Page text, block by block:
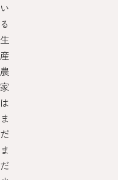
い
る
生
産
農
家
は
ま
だ
ま
だ